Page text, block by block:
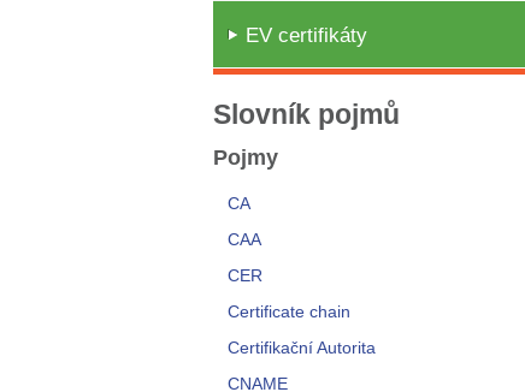
EV certifikáty
Slovník pojmů
Pojmy
CA
CAA
CER
Certificate chain
Certifikační Autorita
CNAME